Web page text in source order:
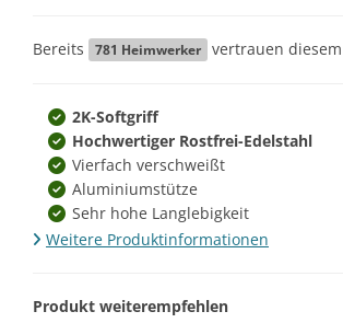
Bereits 781 Heimwerker vertrauen
2K-Softgriff
Hochwertiger Rostfrei-Edelstahl
Vierfach verschweißt
Aluminiumstütze
Sehr hohe Langlebigkeit
Weitere Produktinformationen
Produkt weiterempfehlen